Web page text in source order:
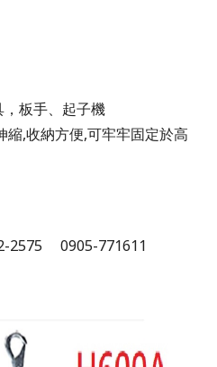
板手、起子機
,收納方便,可牢牢固定於高
2575 0905-771611